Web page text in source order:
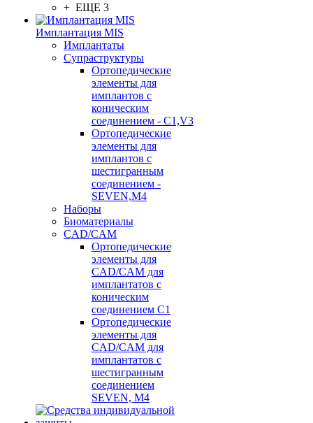
+ ЕЩЕ 3
Имплантация MIS
Имплантаты
Супраструктуры
Ортопедические
элементы для
имплантов с
коническим
соединением - C1,V3
Ортопедические
элементы для
имплантов с
шестигранным
соединением -
SEVEN,M4
Наборы
Биоматериалы
CAD/CAM
Ортопедические
элементы для
CAD/CAM для
имплантатов с
коническим
соединением С1
Ортопедические
элементы для
CAD/CAM для
имплантатов с
шестигранным
соединением
SEVEN, М4